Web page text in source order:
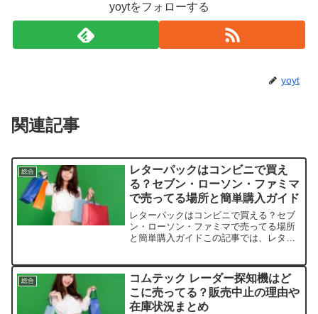
yoytをフォローする
yoyt
関連記事
総合
レターパックはコンビニで買え
る？セブン・ローソン・ファミマ
で売ってる場所と簡単購入ガイド
レターパックはコンビニで買える？セブ
ン・ローソン・ファミマで売ってる場所
と簡単購入ガイドこの記事では、レター
します。忙しい日常でサクッと手に入れ
たいですよね。店舗平均価...
総合
コムテック レーダー探知機はど
こに売ってる？販売中止の理由や
在庫状況まとめ